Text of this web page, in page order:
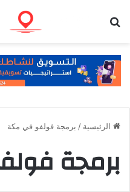
الرئيسية / برمجة فولفو في مكة
برمجة